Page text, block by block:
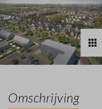
Omschrijving